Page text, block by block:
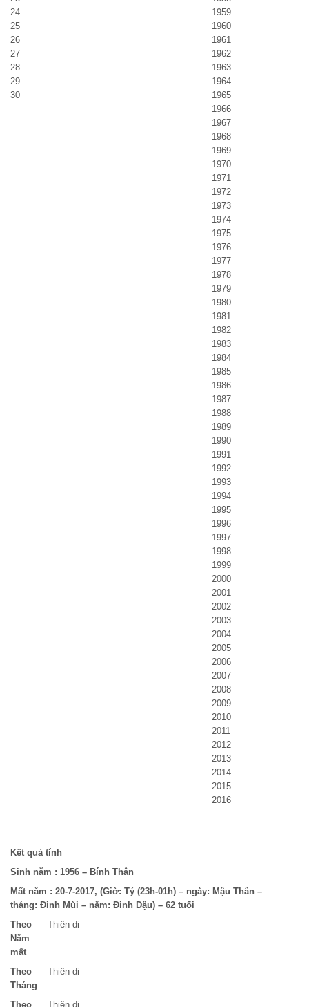
24
25
26
27
28
29
30
1959
1960
1961
1962
1963
1964
1965
1966
1967
1968
1969
1970
1971
1972
1973
1974
1975
1976
1977
1978
1979
1980
1981
1982
1983
1984
1985
1986
1987
1988
1989
1990
1991
1992
1993
1994
1995
1996
1997
1998
1999
2000
2001
2002
2003
2004
2005
2006
2007
2008
2009
2010
2011
2012
2013
2014
2015
2016
Kết quả tính
Sinh năm : 1956 – Bính Thân
Mất năm : 20-7-2017, (Giờ: Tý (23h-01h) – ngày: Mậu Thân –
tháng: Đinh Mùi – năm: Đinh Dậu) – 62 tuổi
Theo
Năm
mất
Thiên di
Theo
Tháng
Thiên di
Theo Thiên di